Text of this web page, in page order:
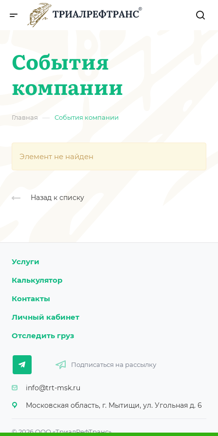
События
компании
Главная — События компании
Элемент не найден
Назад к списку
Услуги
Калькулятор
Контакты
Личный кабинет
Отследить груз
Подписаться на рассылку
info@trt-msk.ru
Московская область, г. Мытищи, ул. Угольная д. 6
© 2026 ООО «ТриалРефТранс»